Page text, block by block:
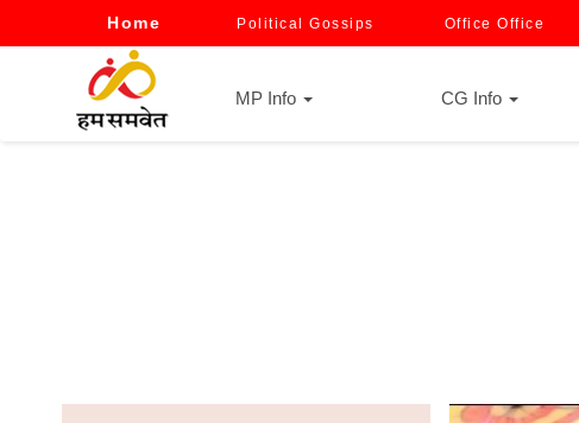
Home Political Gossips Office Office
MP Info CG Info